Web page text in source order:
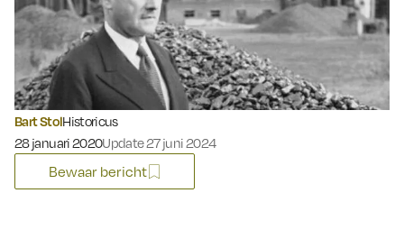
Bart StolHistoricus
Gepubliceerd op:
28 januari 2020Update 27 juni 2024
Bewaar bericht